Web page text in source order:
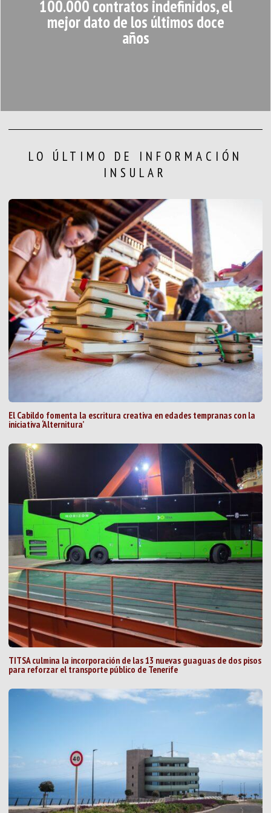
100.000 contratos indefinidos, el
mejor dato de los últimos doce
años
LO ÚLTIMO DE INFORMACIÓN
INSULAR
El Cabildo fomenta la escritura creativa en edades tempranas con la
iniciativa ‘Alternitura’
TITSA culmina la incorporación de las 13 nuevas guaguas de dos pisos
para reforzar el transporte público de Tenerife